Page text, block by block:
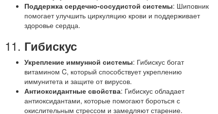
Поддержка сердечно-сосудистой системы: Шиповник
помогает улучшить циркуляцию крови и поддерживает
здоровье сердца.
11. Гибискус
Укрепление иммунной системы: Гибискус богат
витамином C, который способствует укреплению
иммунитета и защите от вирусов.
Антиоксидантные свойства: Гибискус обладает
антиоксидантами, которые помогают бороться с
окислительным стрессом и замедляют старение.